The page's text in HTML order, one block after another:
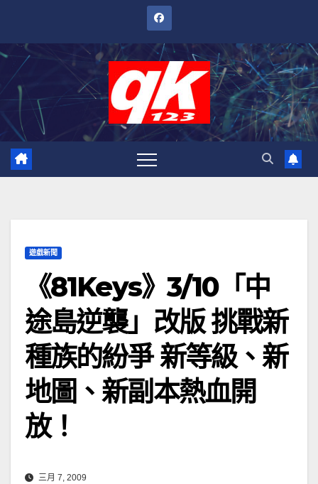
內
遊戲新聞
《81Keys》3/10「中
途島逆襲」改版 挑戰新
種族的紛爭 新等級、新
地圖、新副本熱血開
放！
三月 7, 2009